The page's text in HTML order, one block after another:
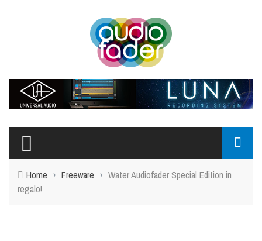
Home › Freeware › Water Audiofader Special Edition in
regalo!